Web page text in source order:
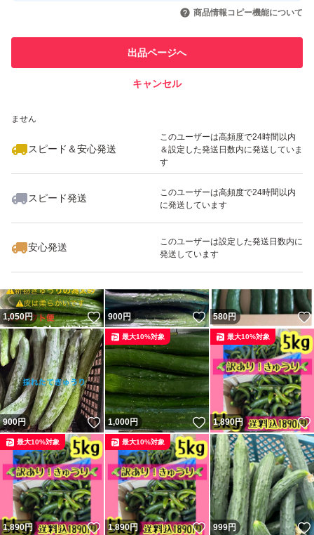
引を完了させた実績があります
での取引実績があります
ません
スピード＆安心発送
このユーザーは高頻度で24時間以内
＆設定した発送日数内に発送していま
す
スピード発送
このユーザーは高頻度で24時間以内
に発送しています
安心発送
このユーザーは設定した発送日数内に
発送しています
商品情報コピー機能について
出品ページへ
キャンセル
いいね！
899
1,050円 いいね！
900円 いいね！
580円
900円 いいね！
1,000円 いいね！
最大10%対象
1,890円
最大10%対象
1,890円 いいね！
最大10%対象
1,890円 いいね！
最大10%対象
999円